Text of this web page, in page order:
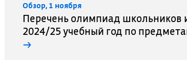
Обзор, 1 ноября
Перечень олимпиад школьников
2024/25 учебный год по
→